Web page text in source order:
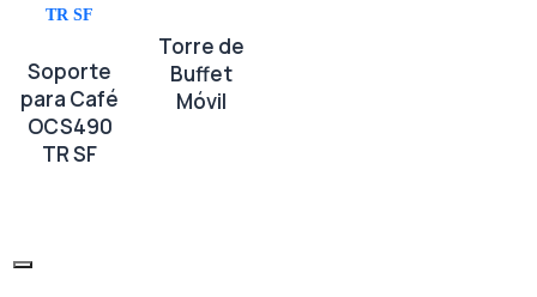
Soporte
para Café
OCS490
TR SF
Torre de
Buffet
Móvil